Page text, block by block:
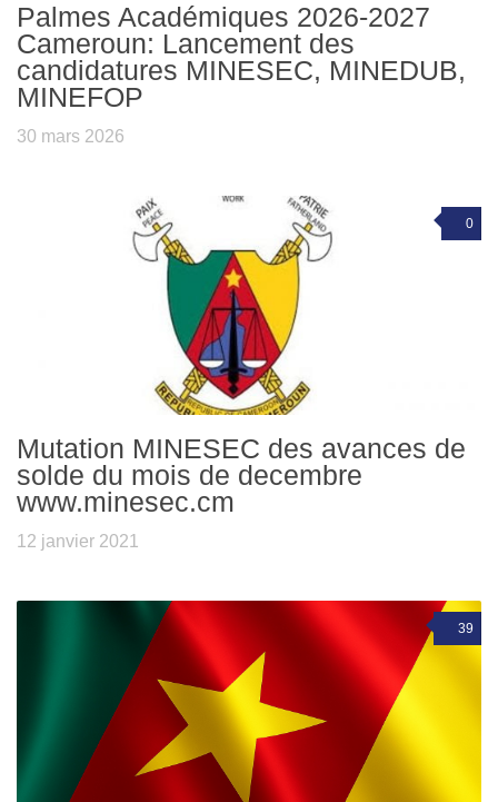
Palmes Académiques 2026-2027
Cameroun: Lancement des
candidatures MINESEC, MINEDUB,
MINEFOP
30 mars 2026
0
Mutation MINESEC des avances de
solde du mois de decembre
www.minesec.cm
12 janvier 2021
39